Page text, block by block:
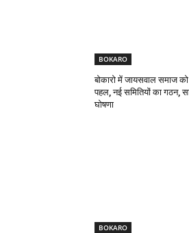
BOKARO
बोकारो में जायसवाल समाज
पहल, नई समितियों का गठन,
घोषणा
BOKARO